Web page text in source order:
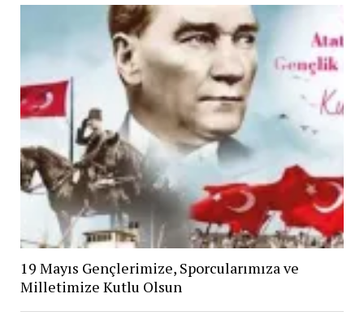
19 Mayıs Gençlerimize, Sporcularımıza ve
Milletimize Kutlu Olsun